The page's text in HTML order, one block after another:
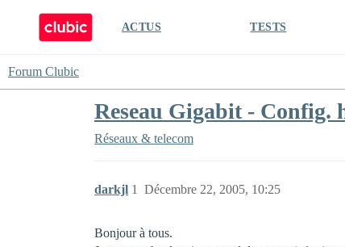
ACTUS TESTS
Forum Clubic
Reseau Gigabit - Config.
Réseaux & telecom
darkjl Décembre 22, 2005, 10:25
1
Bonjour à tous.